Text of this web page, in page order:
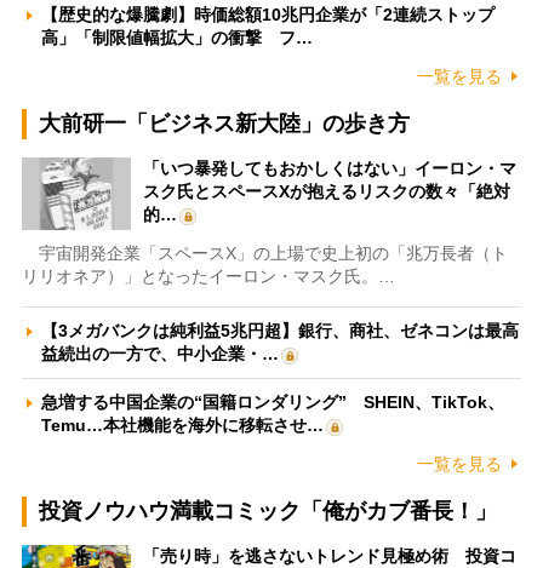
【歴史的な爆騰劇】時価総額10兆円企業が「2連続ストップ
高」「制限値幅拡大」の衝撃 フ…
一覧を見る
大前研一「ビジネス新大陸」の歩き方
「いつ暴発してもおかしくはない」イーロン・マ
スク氏とスペースXが抱えるリスクの数々「絶対
的…
宇宙開発企業「スペースX」の上場で史上初の「兆万長者（ト
リリオネア）」となったイーロン・マスク氏。…
【3メガバンクは純利益5兆円超】銀行、商社、ゼネコンは最高
益続出の一方で、中小企業・…
急増する中国企業の“国籍ロンダリング” SHEIN、TikTok、
Temu…本社機能を海外に移転させ…
一覧を見る
投資ノウハウ満載コミック「俺がカブ番長！」
「売り時」を逃さないトレンド見極め術 投資コ